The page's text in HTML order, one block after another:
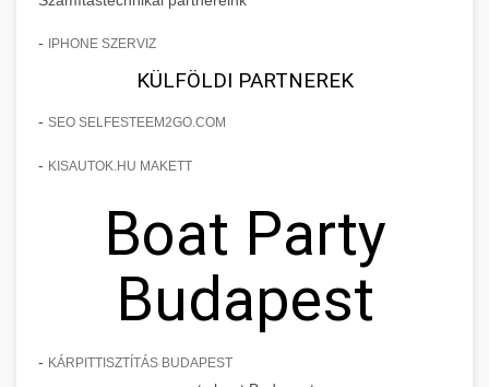
- IPHONE SZERVIZ
KÜLFÖLDI PARTNEREK
- SEO SELFESTEEM2GO.COM
- KISAUTOK.HU MAKETT
Boat Party
Budapest
- KÁRPITTISZTÍTÁS BUDAPEST